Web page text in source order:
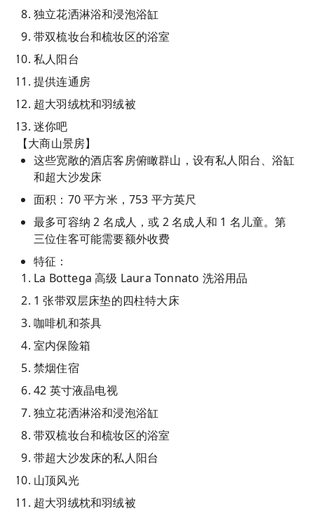
独立花洒淋浴和浸泡浴缸
带双梳妆台和梳妆区的浴室
私人阳台
提供连通房
超大羽绒枕和羽绒被
迷你吧
【大商山景房】
这些宽敞的酒店客房俯瞰群山，设有私人阳台、浴缸
和超大沙发床
面积：70 平方米，753 平方英尺
最多可容纳 2 名成人，或 2 名成人和 1 名儿童。第
三位住客可能需要额外收费
特征：
La Bottega 高级 Laura Tonnato 洗浴用品
1 张带双层床垫的四柱特大床
咖啡机和茶具
室内保险箱
禁烟住宿
42 英寸液晶电视
独立花洒淋浴和浸泡浴缸
带双梳妆台和梳妆区的浴室
带超大沙发床的私人阳台
山顶风光
超大羽绒枕和羽绒被